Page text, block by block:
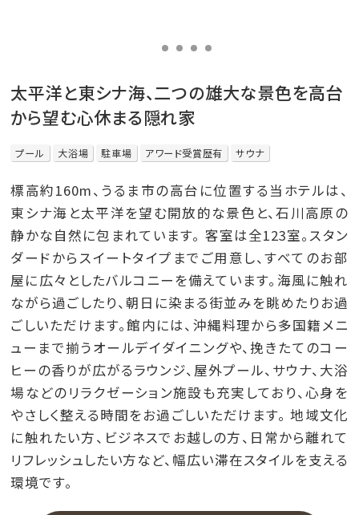
太平洋と東シナ海、二つの雄大な景色を高台
から望む心休まる隠れ家
プール 大浴場 駐車場 アワード受賞歴有 サウナ
標高約160m、うるま市の高台に位置する当ホテルは、
東シナ海と太平洋を望む開放的な景色と、石川高原の
静かな自然に包まれています。 客室は全123室。スタン
ダードからスイートタイプまでご用意し、すべてのお部
屋に広々としたバルコニーを備えています。海風に触れ
ながら過ごしたり、朝日に染まる街並みを眺めたりお過
ごしいただけます。館内には、沖縄料理から多国籍メニ
ューまで揃うオールデイダイニングや、挽きたてのコー
ヒーの香りが広がるラウンジ、屋外プール、サウナ、大浴
場などのリラクゼーション施設も充実しており、心身を
やさしく整える時間をお過ごしいただけます。 地域文化
に触れたい方、ビジネスでお越しの方、日常から離れて
リフレッシュしたい方など、幅広い滞在スタイルを支える
環境です。